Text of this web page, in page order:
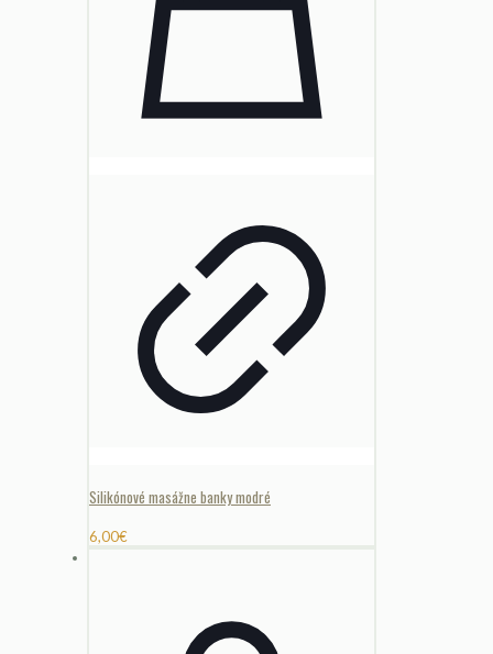
Silikónové masážne banky modré
6,00€